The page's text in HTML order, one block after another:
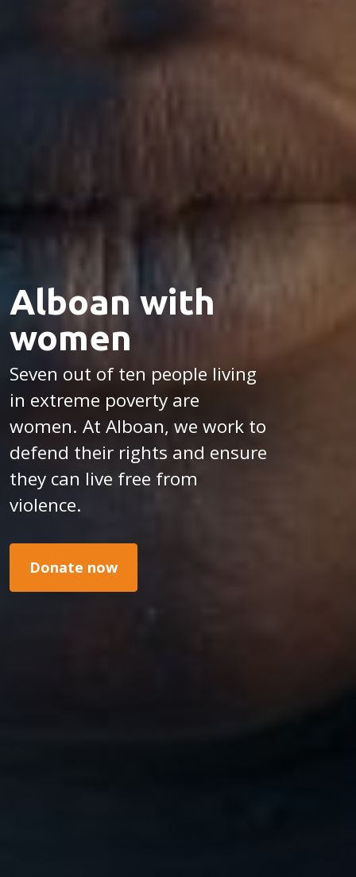
Alboan with
women
Seven out of ten people living
in extreme poverty are
women. At Alboan, we work to
defend their rights and ensure
they can live free from
violence.
Donate now